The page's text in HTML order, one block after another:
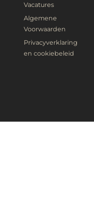
Vacatures
Algemene
Voorwaarden
Privacyverklaring
en cookiebeleid